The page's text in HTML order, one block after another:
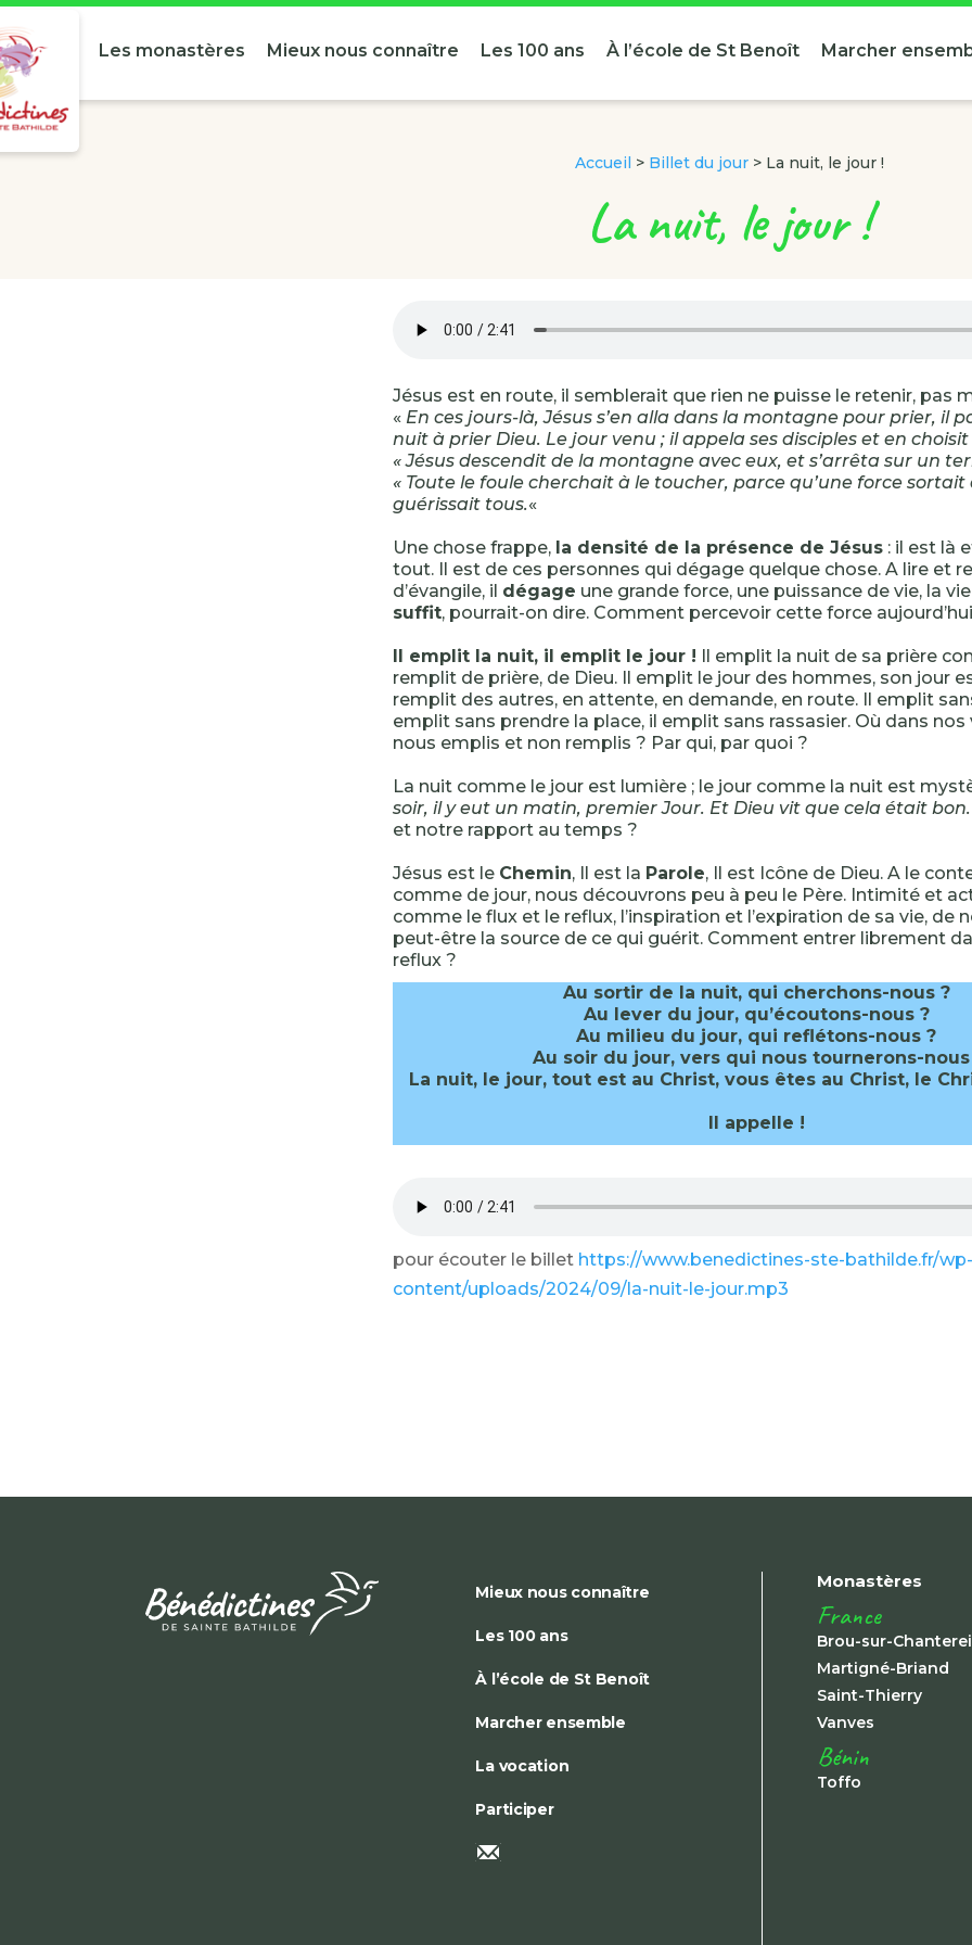
Les monastères Mieux nous connaître Les 100 ans À l’école de St Benoît Marcher
Accueil > Billet du jour> La nuit, le jour !
La nuit, le jour !
Jésus est en route, il semblerait que rien ne puisse le retenir, pas
« En ces jours-là, Jésus s’en alla dans la montagne pour prier, il
nuit à prier Dieu. Le jour venu ; il appela ses disciples et en choisit
« Jésus descendit de la montagne avec eux, et s’arrêta sur un
« Toute le foule cherchait à le toucher, parce qu’une force sortait
guérissait tous.«
Une chose frappe, la densité de la présence de Jésus : il est là
tout. Il est de ces personnes qui dégage quelque chose. A lire et
d’évangile, il dégage une grande force, une puissance de vie, la
suffit, pourrait-on dire. Comment percevoir cette force
Il emplit la nuit, il emplit le jour ! Il emplit la nuit de sa prière
remplit de prière, de Dieu. Il emplit le jour des hommes, son jour
remplit des autres, en attente, en demande, en route. Il emplit
emplit sans prendre la place, il emplit sans rassasier. Où dans
nous emplis et non remplis ? Par qui, par quoi ?
La nuit comme le jour est lumière ; le jour comme la nuit est
soir, il y eut un matin, premier Jour. Et Dieu vit que cela était bon.
et notre rapport au temps ?
Jésus est le Chemin, Il est la Parole, Il est Icône de Dieu. A le
comme de jour, nous découvrons peu à peu le Père. Intimité et
comme le flux et le reflux, l’inspiration et l’expiration de sa vie, de
peut-être la source de ce qui guérit. Comment entrer librement
reflux ?
Au sortir de la nuit, qui cherchons-nous ?
Au lever du jour, qu’écoutons-nous ?
Au milieu du jour, qui reflétons-nous ?
Au soir du jour, vers qui nous tournerons-nous
La nuit, le jour, tout est au Christ, vous êtes au Christ, le
Il appelle !
pour écouter le billet https://www.benedictines-ste-bathilde.fr/wp-
content/uploads/2024/09/la-nuit-le-jour.mp3
Mieux nous connaître
Les 100 ans
À l’école de St Benoît
Marcher ensemble
La vocation
Participer
Monastères
France
Brou-sur-
Martigné-Briand
Saint-Thierry
Vanves
Bénin
Toffo